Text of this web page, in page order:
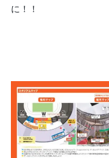
に！！